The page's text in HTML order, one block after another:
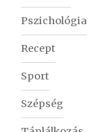
Pszichológia
Recept
Sport
Szépség